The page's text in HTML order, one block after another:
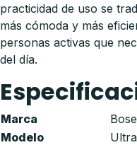
practicidad de uso se
más cómoda y más
personas activas que
del día.
Marca
Bose
Modelo